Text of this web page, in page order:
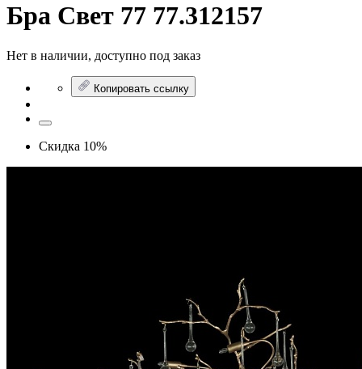
Бра Свет 77 77.312157
Нет в наличии, доступно под заказ
Копировать ссылку
Скидка 10%